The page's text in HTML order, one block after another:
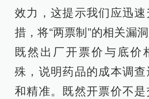
效力，这提示我们应迅
措，将“两票制”的相关漏洞
既然出厂开票价与底价
殊，说明药品的成本调
和精准。既然开票价不